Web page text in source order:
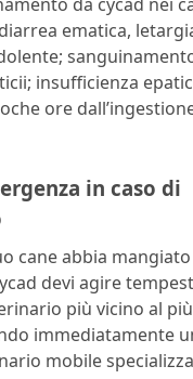
ematica,
insufficienza
ore
in caso di
cane abbia
devi agire
più vicino al
immediatamente
mobile